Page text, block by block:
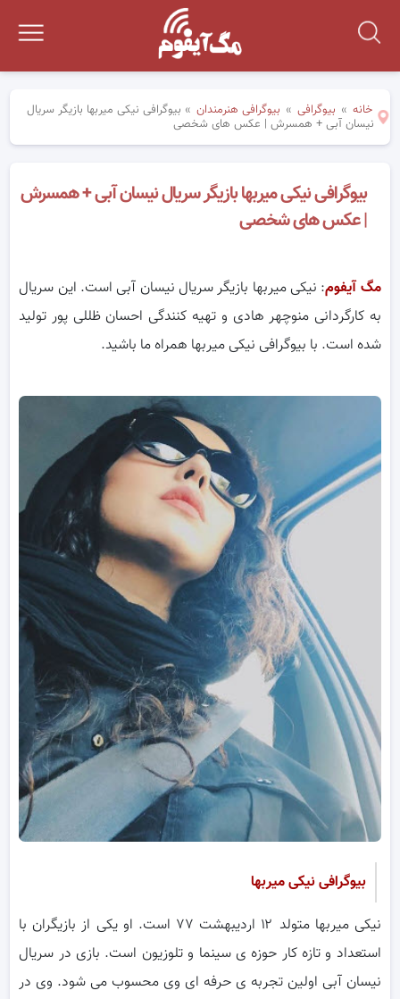
خانه » بیوگرافی » بیوگرافی هنرمندان » بیوگرافی نیکی میربها بازیگر سریال
نیسان آبی + همسرش | عکس های شخصی
بیوگرافی نیکی میربها بازیگر سریال نیسان آبی + همسرش
| عکس های شخصی
مگ آیفوم: نیکی میربها بازیگر سریال نیسان آبی است. این سریال
به کارگردانی منوچهر هادی و تهیه کنندگی احسان ظللی پور تولید
شده است. با بیوگرافی نیکی میربها همراه ما باشید.
بیوگرافی نیکی میربها
نیکی میربها متولد ۱۲ اردیبهشت ۷۷ است. او یکی از بازیگران با
استعداد و تازه کار حوزه ی سینما و تلوزیون است. بازی در سریال
نیسان آبی اولین تجربه ی حرفه ای وی محسوب می شود. وی در